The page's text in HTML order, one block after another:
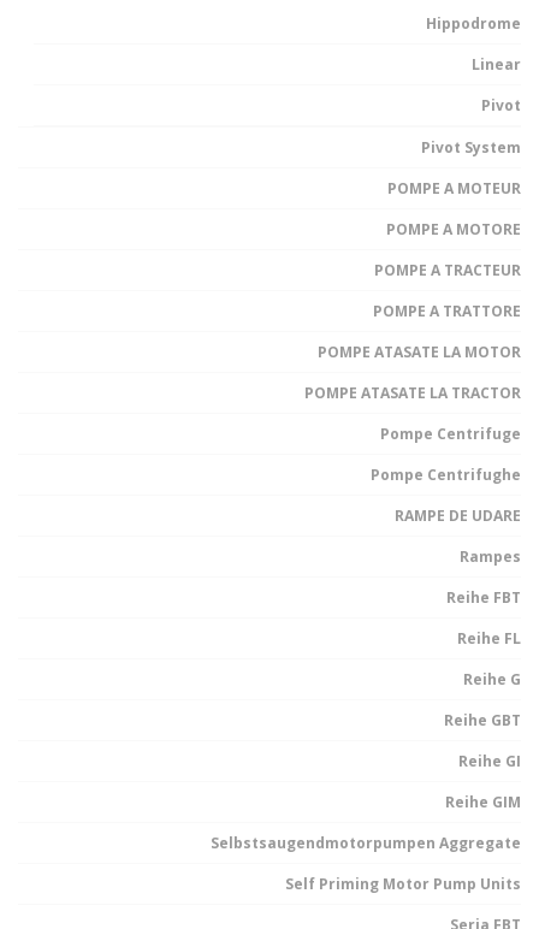
Hippodrome
Linear
Pivot
Pivot System
POMPE A MOTEUR
POMPE A MOTORE
POMPE A TRACTEUR
POMPE A TRATTORE
POMPE ATASATE LA MOTOR
POMPE ATASATE LA TRACTOR
Pompe Centrifuge
Pompe Centrifughe
RAMPE DE UDARE
Rampes
Reihe FBT
Reihe FL
Reihe G
Reihe GBT
Reihe GI
Reihe GIM
Selbstsaugendmotorpumpen Aggregate
Self Priming Motor Pump Units